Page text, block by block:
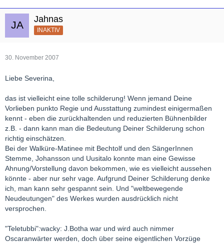
Jahnas
INAKTIV
30. November 2007
Liebe Severina,
das ist vielleicht eine tolle schilderung! Wenn jemand Deine
Vorlieben punkto Regie und Ausstattung zumindest einigermaßen
kennt - eben die zurückhaltenden und reduzierten Bühnenbilder
z.B. - dann kann man die Bedeutung Deiner Schilderung schon
richtig einschätzen.
Bei der Walküre-Matinee mit Bechtolf und den SängerInnen
Stemme, Johansson und Uusitalo konnte man eine Gewisse
Ahnung/Vorstellung davon bekommen, wie es vielleicht aussehen
könnte - aber nur sehr vage. Aufgrund Deiner Schilderung denke
ich, man kann sehr gespannt sein. Und "weltbewegende
Neudeutungen" des Werkes wurden ausdrücklich nicht
versprochen.
"Teletubbi":wacky: J.Botha war und wird auch nimmer
Oscaranwärter werden, doch über seine eigentlichen Vorzüge